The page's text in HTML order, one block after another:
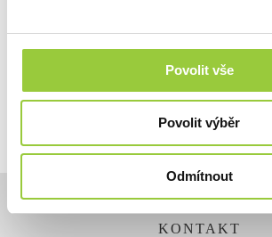
Povolit vše
Povolit výběr
Odmítnout
KONTAKT